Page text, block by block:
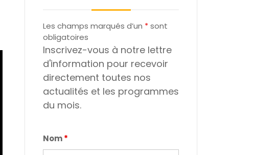
Les champs marqués d’un *sont
obligatoires
Inscrivez-vous à notre lettre
d'information pour recevoir
directement toutes nos
actualités et les programmes
du mois.
Nom*